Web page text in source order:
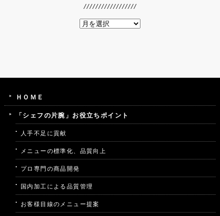
ＨＯＭＥ
「シェフの片腕」お役立ちポイント
人手不足に貢献
メニューの標準化、品質向上
プロ専門の商品開発
国内加工による品質管理
お客様目線のメニュー提案